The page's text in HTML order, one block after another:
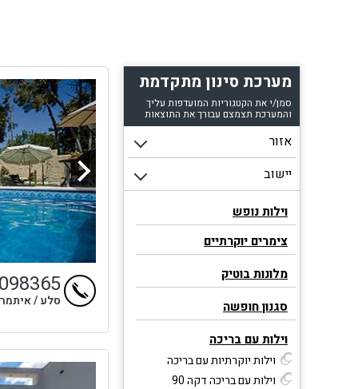
מערכת סינון מתקדמת
סמן/י את הקטגוריות המועדפות עליך
והמערכת תצמצם עבורך את התוצאות
וילות נופש
צימרים יוקרתיים
מלונות בוטיק
סגנון חופשה
וילות עם בריכה
וילות יוקרתיות עם בריכה
וילות עם בריכה דקה 90
סלע / איתמר